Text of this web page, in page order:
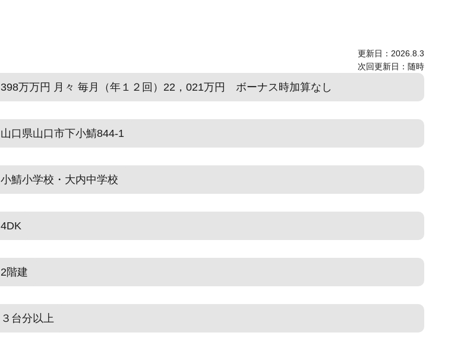
更新日：2026.8.3
次回更新日：随時
398万万円 月々 毎月（年１２回）22，021万円 ボーナス時加算なし
山口県山口市下小鯖844-1
小鯖小学校・大内中学校
4DK
2階建
３台分以上